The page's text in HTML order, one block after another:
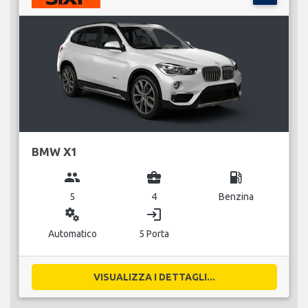
BMW X1
group
5
business_center
4
local_gas_station
Benzina
miscellaneous_services
Automatico
login
5 Porta
VISUALIZZA I DETTAGLI...